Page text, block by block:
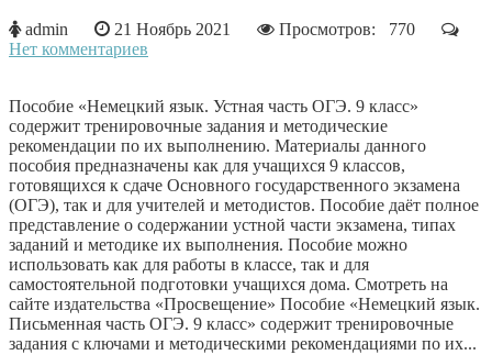
admin 21 Ноябрь 2021
Просмотров: 770
Нет комментариев
Пособие «Немецкий язык. Устная часть ОГЭ. 9 класс»
содержит тренировочные задания и методические
рекомендации по их выполнению. Материалы данного
пособия предназначены как для учащихся 9 классов,
готовящихся к сдаче Основного государственного экзамена
(ОГЭ), так и для учителей и методистов. Пособие даёт полное
представление о содержании устной части экзамена, типах
заданий и методике их выполнения. Пособие можно
использовать как для работы в классе, так и для
самостоятельной подготовки учащихся дома. Смотреть на
сайте издательства «Просвещение» Пособие «Немецкий язык.
Письменная часть ОГЭ. 9 класс» содержит тренировочные
задания с ключами и методическими рекомендациями по их...